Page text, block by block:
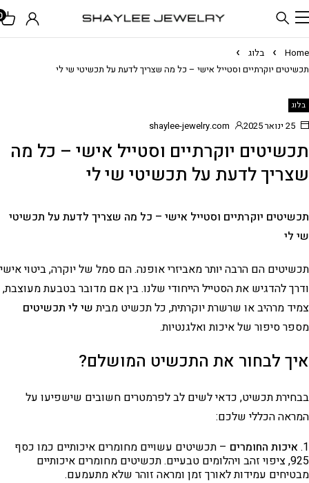
Home
בלוג
תכשיטים יוקרתיים וסטייל אישי – כל מה שצריך לדעת על תכשיטי שי לי
בלוג
shaylee-jewelry.com
תכשיטים יוקרתיים וסטייל אישי – כל מה
שצריך לדעת על תכשיטי שי לי
תכשיטים יוקרתיים וסטייל אישי – כל מה שצריך לדעת על תכשיטי
שי לי
תכשיטים הם הרבה יותר מאביזרי אופנה. הם סמל של יוקרה, ביטוי אישי
ודרך להדגיש את הסטייל הייחודי שלנו. בין אם מדובר בטבעת מעוצבת,
צמיד מרהיב או שרשרת יוקרתית, כל תכשיט מביתשי לי תכשיטים
מספר סיפור של איכות ואלגנטיות.
איך לבחור את התכשיט המושלם?
בבחירת תכשיט, כדאי לשים לב לפרמטרים חשובים שישפיעו על
המראה הכללי שלכם:
איכות החומרים – תכשיטים עשויים מחומרים איכותיים כמו כסף
925, ציפוי זהב ויהלומים טבעיים. תכשיטים מחומרים איכותיים
מבטיחים עמידות לאורך זמן ומראה זוהר שלא מתעמעם.